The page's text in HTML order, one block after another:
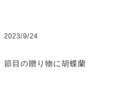
2023/9/24
節目の贈り物に胡蝶蘭